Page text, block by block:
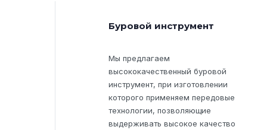
Буровой инструмент
Мы предлагаем
высококачественный буровой
инструмент, при изготовлении
которого применяем передовые
технологии, позволяющие
выдерживать высокое качество